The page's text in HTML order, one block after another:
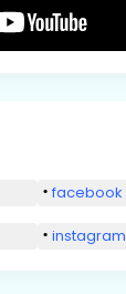
facebook
instagram